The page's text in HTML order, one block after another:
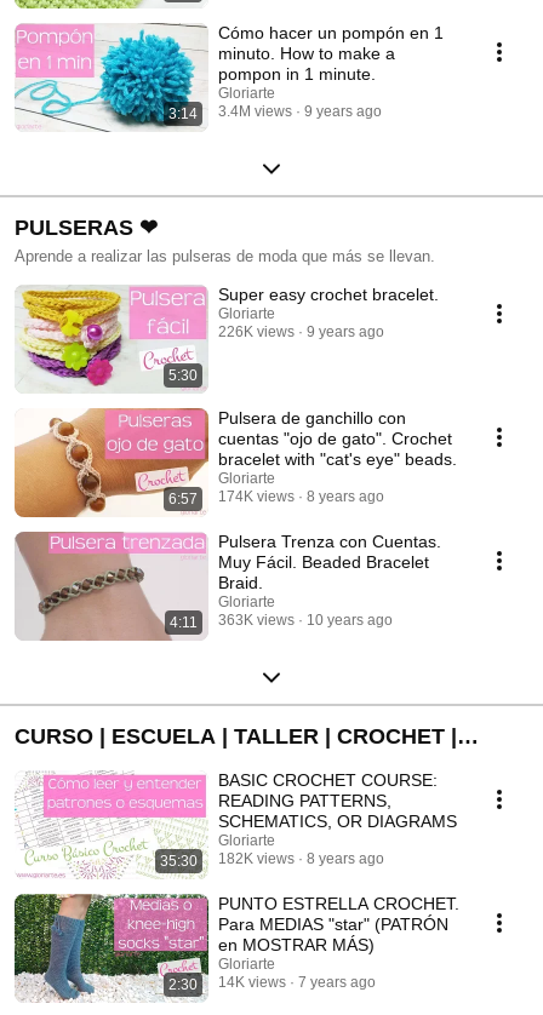
3:14
Cómo hacer un pompón en 1
minuto. How to make a
pompon in 1 minute.
Gloriarte
3.4M views
9 years ago
PULSERAS ❤
Aprende a realizar las pulseras de moda que más se llevan.
5:30
Super easy crochet bracelet.
Gloriarte
226K views
9 years ago
6:57
Pulsera de ganchillo con
cuentas "ojo de gato". Crochet
bracelet with "cat's eye" beads.
Gloriarte
174K views
8 years ago
4:11
Pulsera Trenza con Cuentas.
Muy Fácil. Beaded Bracelet
Braid.
Gloriarte
363K views
10 years ago
CURSO | ESCUELA | TALLER | CROCHET |
BÁSICO | ❤
35:30
BASIC CROCHET COURSE:
READING PATTERNS,
SCHEMATICS, OR DIAGRAMS
Gloriarte
182K views
8 years ago
2:30
PUNTO ESTRELLA CROCHET.
Para MEDIAS "star" (PATRÓN
en MOSTRAR MÁS)
Gloriarte
14K views
7 years ago